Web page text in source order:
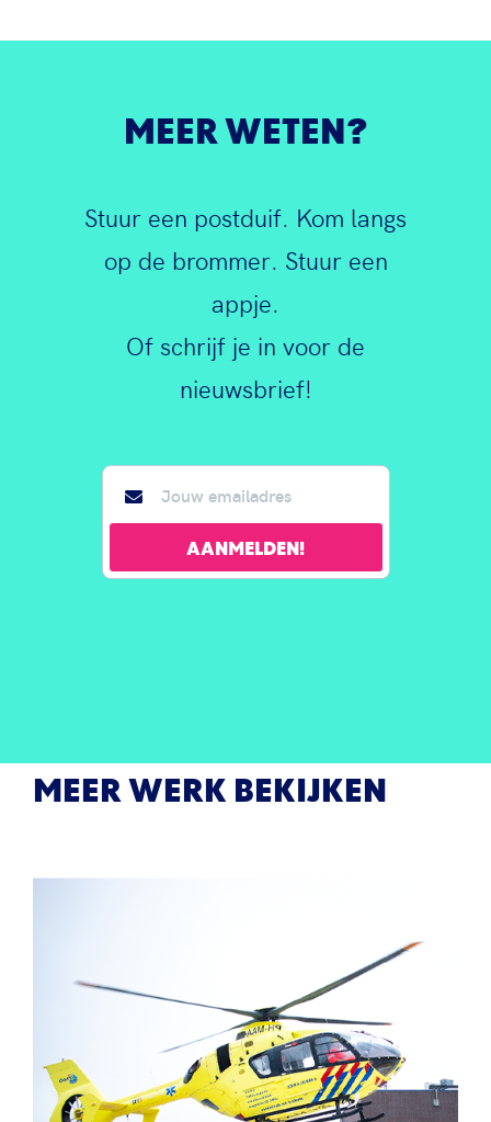
MEER WETEN?
Stuur een postduif. Kom langs
op de brommer. Stuur een
appje.
Of schrijf je in voor de
nieuwsbrief!
MEER WERK BEKIJKEN